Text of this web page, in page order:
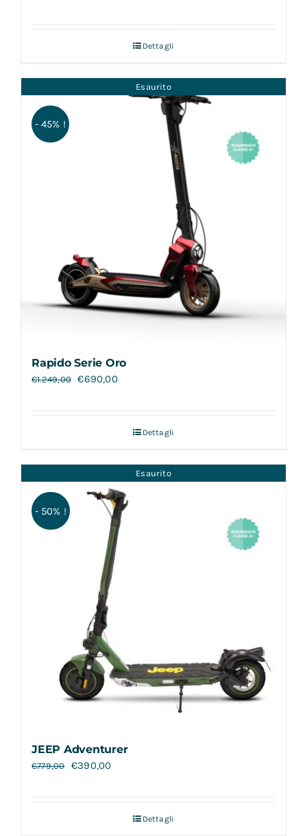
Dettagli
Esaurito
- 45% !
Rapido Serie Oro
€1.249,00 €690,00
Dettagli
Esaurito
- 50% !
JEEP Adventurer
€779,00 €390,00
Dettagli